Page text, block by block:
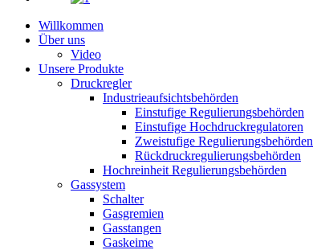
Willkommen
Über uns
Video
Unsere Produkte
Druckregler
Industrieaufsichtsbehörden
Einstufige Regulierungsbehörden
Einstufige Hochdruckregulatoren
Zweistufige Regulierungsbehörden
Rückdruckregulierungsbehörden
Hochreinheit Regulierungsbehörden
Gassystem
Schalter
Gasgremien
Gasstangen
Gaskeime